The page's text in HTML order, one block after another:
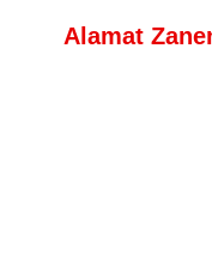
Alamat